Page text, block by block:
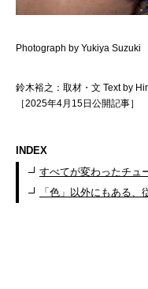
Photograph by Yukiya Suzuki
鈴木裕之：取材・文 Text by
［2025年4月15日公開記事］
INDEX
すべてが変わったチュ
「色」以外にもある、